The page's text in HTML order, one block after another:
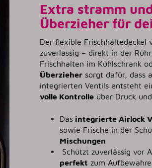
Extra stramm
Überzieher für
Der flexible Frischhaltedeckel
zuverlässig – direkt in der
Frischhalten im Kühlschrank
Überzieher sorgt dafür, dass
integrierten Ventils entsteht
volle Kontrolle über Druck
Das integrierte Airlock
sowie Frische in der
Mischungen
Schützt zuverlässig vor
perfekt zum